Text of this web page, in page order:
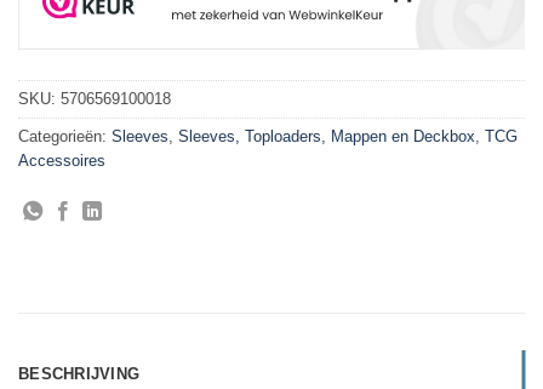
SKU: 5706569100018
Categorieën: Sleeves, Sleeves, Toploaders, Mappen en Deckbox, TCG
Accessoires
BESCHRIJVING